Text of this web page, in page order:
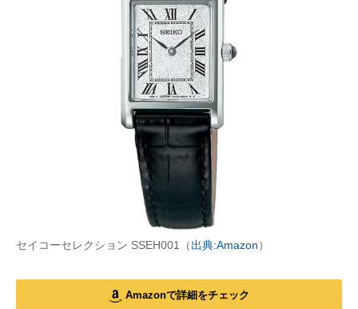
セイコーセレクション SSEH001（出典:Amazon）
Amazonで詳細をチェック